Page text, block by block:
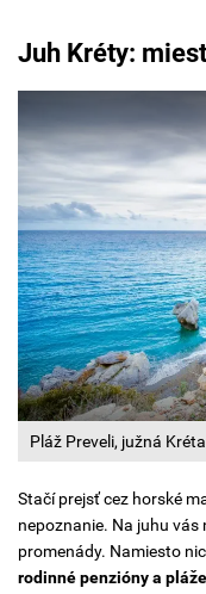
Juh Kréty:
Pláž Preveli, južná Kréta
Stačí prejsť cez horské
nepoznanie. Na juhu
promenády. Namiesto
rodinné penzióny a pláže